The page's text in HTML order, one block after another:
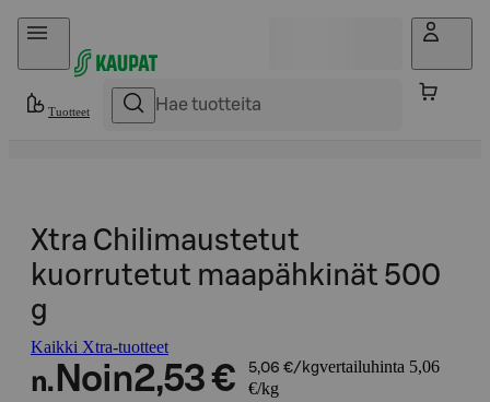
Hyppää sisältöön
Tuotteet
Xtra Chilimaustetut
kuorrutetut maapähkinät 500
g
Kaikki Xtra-tuotteet
n. Noin2,53 € 5,06 €/kgvertailuhinta 5,06
€/kg